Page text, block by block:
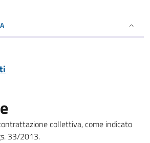
collettiva, come indicato
33/2013.